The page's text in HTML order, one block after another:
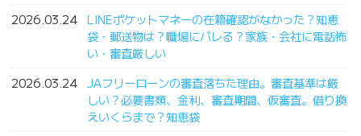
2026.03.24 LINEポケットマネーの在籍確認がなかった？知恵
袋・郵送物は？職場にバレる？家族・会社に電話怖
い・審査厳しい
2026.03.24 JAフリーローンの審査落ちた理由。審査基準は厳
しい？必要書類、金利、審査期間、仮審査。借り換
えいくらまで？知恵袋